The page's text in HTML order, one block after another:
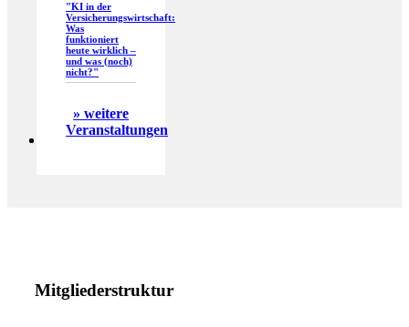
"KI in der
Versicherungswirtschaft:
Was
funktioniert
heute wirklich –
und was (noch)
nicht?"
» weitere
Veranstaltungen
Mitgliederstruktur